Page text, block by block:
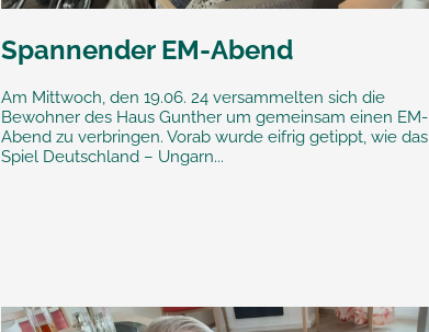
Spannender EM-Abend
Am Mittwoch, den 19.06. 24 versammelten sich die
Bewohner des Haus Gunther um gemeinsam einen EM-
Abend zu verbringen. Vorab wurde eifrig getippt, wie das
Spiel Deutschland – Ungarn...